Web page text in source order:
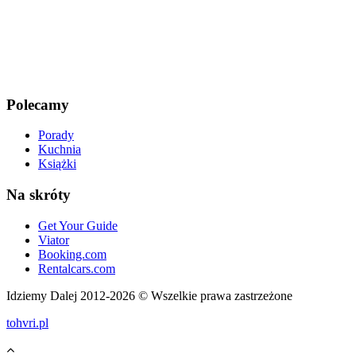
Polecamy
Porady
Kuchnia
Książki
Na skróty
Get Your Guide
Viator
Booking.com
Rentalcars.com
Idziemy Dalej 2012-2026 © Wszelkie prawa zastrzeżone
tohvri.pl